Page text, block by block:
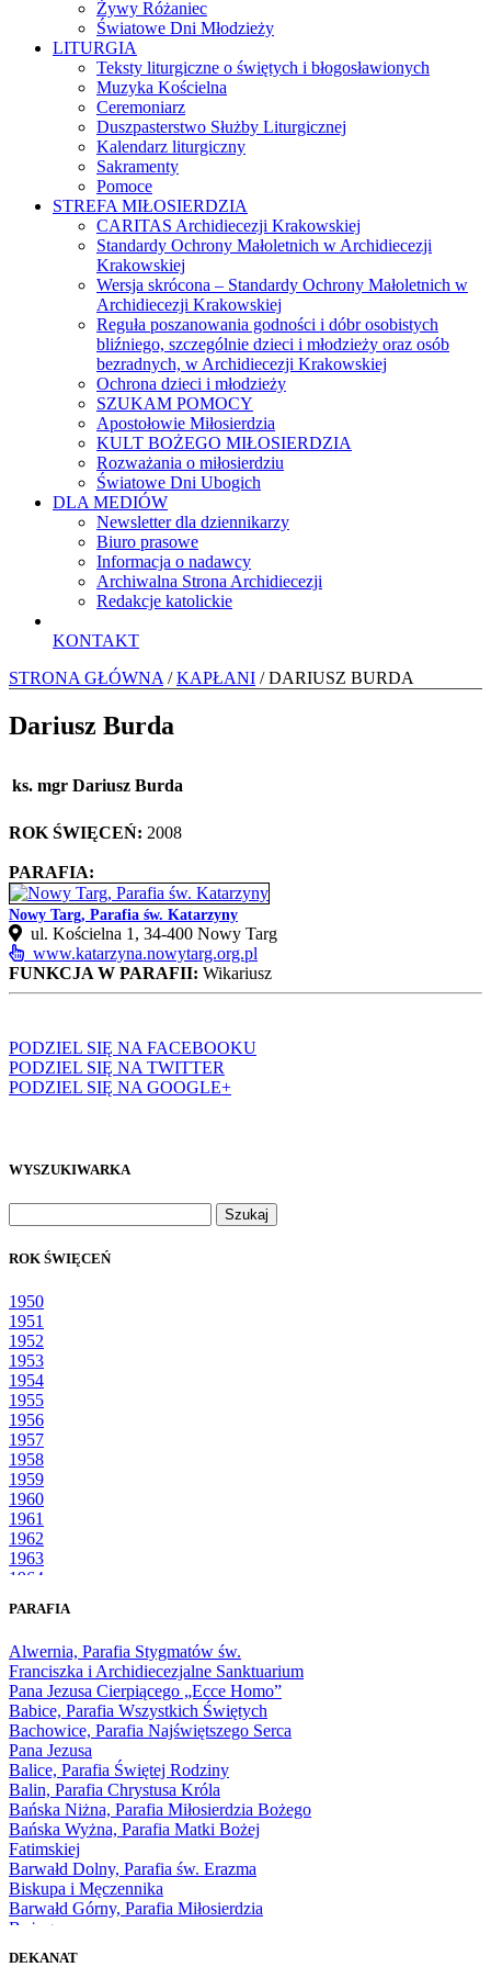
Żywy Różaniec
Światowe Dni Młodzieży
LITURGIA
Teksty liturgiczne o świętych i błogosławionych
Muzyka Kościelna
Ceremoniarz
Duszpasterstwo Służby Liturgicznej
Kalendarz liturgiczny
Sakramenty
Pomoce
STREFA MIŁOSIERDZIA
CARITAS Archidiecezji Krakowskiej
Standardy Ochrony Małoletnich w Archidiecezji
Krakowskiej
Wersja skrócona – Standardy Ochrony Małoletnich w
Archidiecezji Krakowskiej
Reguła poszanowania godności i dóbr osobistych
bliźniego, szczególnie dzieci i młodzieży oraz osób
bezradnych, w Archidiecezji Krakowskiej
Ochrona dzieci i młodzieży
SZUKAM POMOCY
Apostołowie Miłosierdzia
KULT BOŻEGO MIŁOSIERDZIA
Rozważania o miłosierdziu
Światowe Dni Ubogich
DLA MEDIÓW
Newsletter dla dziennikarzy
Biuro prasowe
Informacja o nadawcy
Archiwalna Strona Archidiecezji
Redakcje katolickie
KONTAKT
STRONA GŁÓWNA /KAPŁANI / DARIUSZ BURDA
Dariusz Burda
ks. mgr Dariusz Burda
ROK ŚWIĘCEŃ: 2008
PARAFIA:
Nowy Targ, Parafia św. Katarzyny
ul. Kościelna 1, 34‑400 Nowy Targ
www.katarzyna.nowytarg.org.pl
FUNKCJA W PARAFII: Wikariusz
PODZIEL SIĘ NA FACEBOOKU
PODZIEL SIĘ NA TWITTER
PODZIEL SIĘ NA GOOGLE+
WYSZUKIWARKA
ROK ŚWIĘCEŃ
1950
1951
1952
1953
1954
1955
1956
1957
1958
1959
1960
1961
1962
1963
1964
1966
1968
1969
1970
1971
1972
1973
1974
1975
1976
1977
1978
1979
1980
1981
1983
PARAFIA
Alwernia, Parafia Stygmatów św.
Franciszka i Archidiecezjalne Sanktuarium
Pana Jezusa Cierpiącego „Ecce Homo”
Babice, Parafia Wszystkich Świętych
Bachowice, Parafia Najświętszego Serca
Pana Jezusa
Balice, Parafia Świętej Rodziny
Balin, Parafia Chrystusa Króla
Bańska Niżna, Parafia Miłosierdzia Bożego
Bańska Wyżna, Parafia Matki Bożej
Fatimskiej
Barwałd Dolny, Parafia św. Erazma
Biskupa i Męczennika
Barwałd Górny, Parafia Miłosierdzia
Bożego
DEKANAT